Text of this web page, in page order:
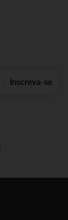
Inscreva-se